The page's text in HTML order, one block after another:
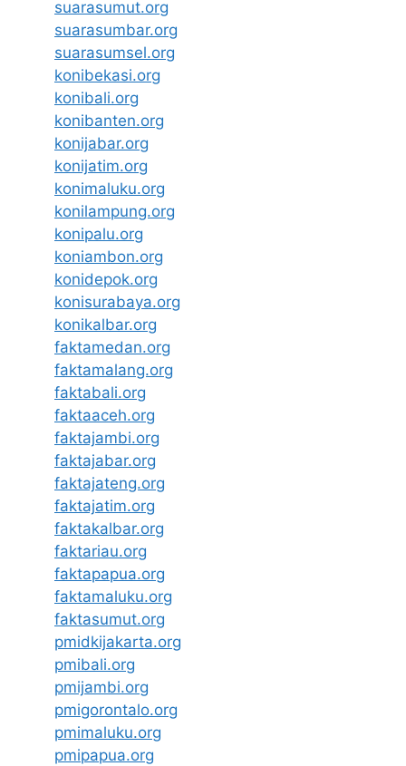
suarasumut.org
suarasumbar.org
suarasumsel.org
konibekasi.org
konibali.org
konibanten.org
konijabar.org
konijatim.org
konimaluku.org
konilampung.org
konipalu.org
koniambon.org
konidepok.org
konisurabaya.org
konikalbar.org
faktamedan.org
faktamalang.org
faktabali.org
faktaaceh.org
faktajambi.org
faktajabar.org
faktajateng.org
faktajatim.org
faktakalbar.org
faktariau.org
faktapapua.org
faktamaluku.org
faktasumut.org
pmidkijakarta.org
pmibali.org
pmijambi.org
pmigorontalo.org
pmimaluku.org
pmipapua.org